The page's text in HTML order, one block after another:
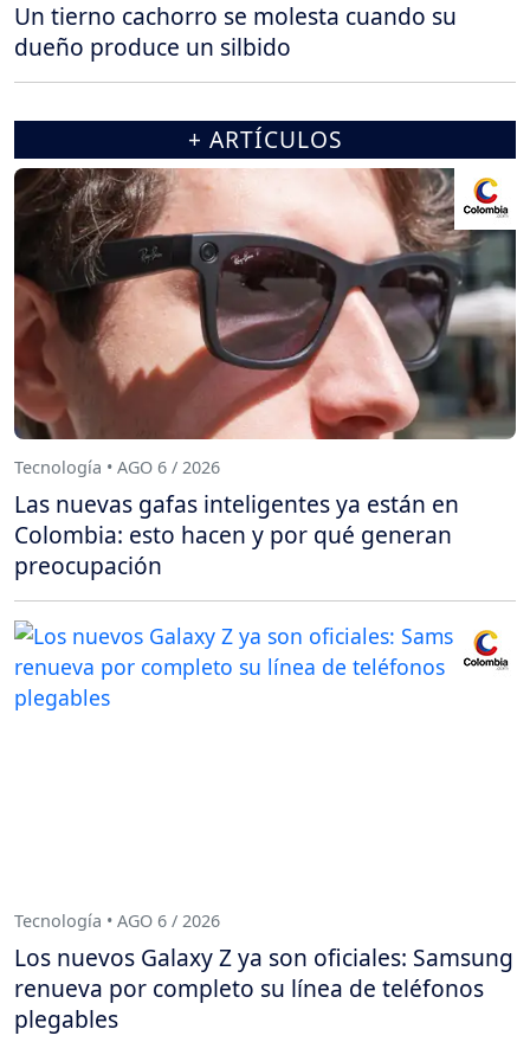
Un tierno cachorro se molesta cuando su
dueño produce un silbido
+ ARTÍCULOS
Tecnología • AGO 6 / 2026
Las nuevas gafas inteligentes ya están en
Colombia: esto hacen y por qué generan
preocupación
Tecnología • AGO 6 / 2026
Los nuevos Galaxy Z ya son oficiales: Samsung
renueva por completo su línea de teléfonos
plegables